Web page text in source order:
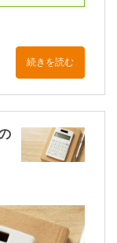
続きを読む